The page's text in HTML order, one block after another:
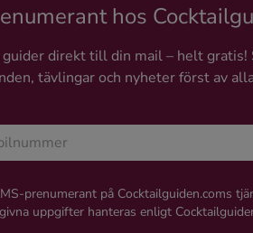
hos
direkt till din mail – helt gratis!
tävlingar och nyheter först av
prenumerant på Cocktailguiden.coms
uppgifter hanteras enligt